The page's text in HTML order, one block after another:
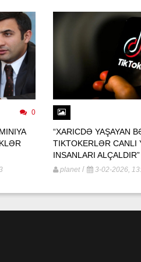
0
“XARICDƏ YAŞAYAN
TIKTOKERLƏR CANLI
INSANLARI ALÇALDIR”
planet/ 3-02-2026,